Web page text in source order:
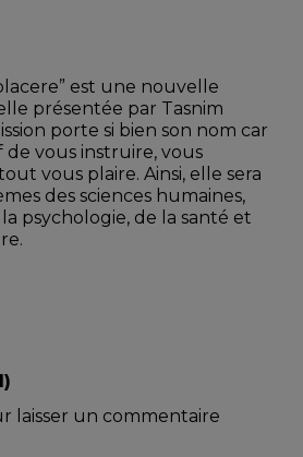
est une nouvelle
présentée par Tasnim
porte si bien son nom car
vous instruire, vous
vous plaire. Ainsi, elle sera
des sciences humaines,
psychologie, de la santé et
)
laisser un commentaire